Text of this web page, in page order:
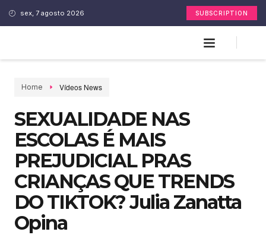
sex, 7 agosto 2026 SUBSCRIPTION
Home Vídeos News
SEXUALIDADE NAS
ESCOLAS É MAIS
PREJUDICIAL PRAS
CRIANÇAS QUE TRENDS
DO TIKTOK? Julia Zanatta
Opina